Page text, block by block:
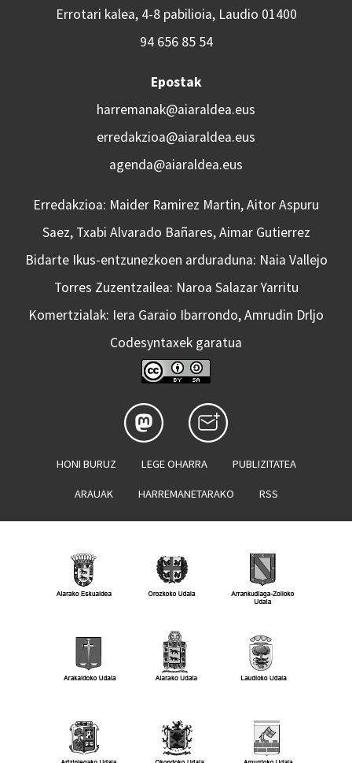
Errotari kalea, 4-8 pabilioia, Laudio 01400
94 656 85 54
Epostak
harremanak@aiaraldea.eus
erredakzioa@aiaraldea.eus
agenda@aiaraldea.eus
Erredakzioa: Maider Ramirez Martin, Aitor Aspuru
Saez, Txabi Alvarado Bañares, Aimar Gutierrez
Bidarte Ikus-entzunezkoen arduraduna: Naia Vallejo
Torres Zuzentzailea: Naroa Salazar Yarritu
Komertzialak: Iera Garaio Ibarrondo, Amrudin Drljo
Codesyntaxek garatua
HONI BURUZ LEGE OHARRA PUBLIZITATEA
ARAUAK HARREMANETARAKO RSS